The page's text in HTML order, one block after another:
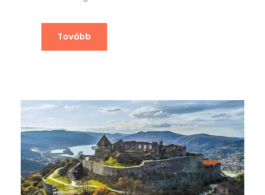
Tovább